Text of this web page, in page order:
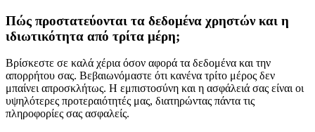
Πώς προστατεύονται τα δεδομένα χρηστών και η
ιδιωτικότητα από τρίτα μέρη;
Βρίσκεστε σε καλά χέρια όσον αφορά τα δεδομένα και την
απορρήτου σας. Βεβαιωνόμαστε ότι κανένα τρίτο μέρος δεν
μπαίνει απροσκλήτως. Η εμπιστοσύνη και η ασφάλειά σας είναι οι
υψηλότερες προτεραιότητές μας, διατηρώντας πάντα τις
πληροφορίες σας ασφαλείς.